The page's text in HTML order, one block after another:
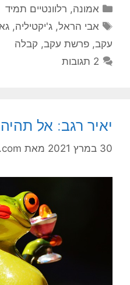
קטגוריות
אמונה, רלוונטיים תמיד
תגיות
אבי הראל,ג'יקטיליה,
עקב, פרשת עקב, קבלה
2 תגובות
יאיר רגב: אל
30 במרץ 2021 מאת